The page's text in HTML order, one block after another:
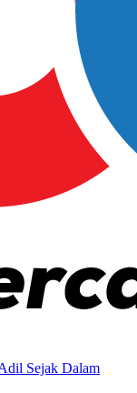
Sejak Dalam